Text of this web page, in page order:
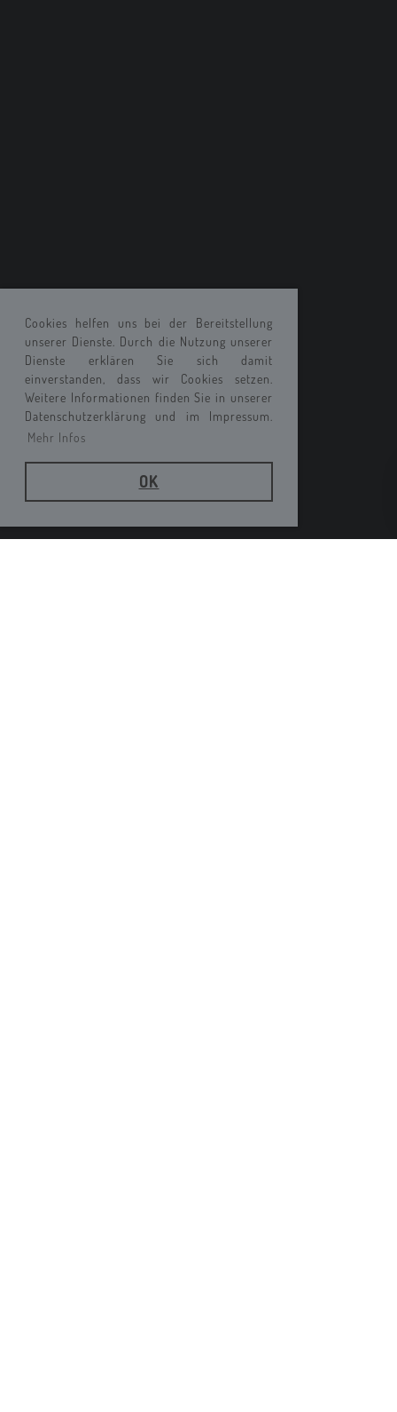
Cookies helfen uns bei der Bereitstellung
unserer Dienste. Durch die Nutzung unserer
Dienste erklären Sie sich damit
einverstanden, dass wir Cookies setzen.
Weitere Informationen finden Sie in unserer
Datenschutzerklärung und im Impressum.
Mehr Infos
OK